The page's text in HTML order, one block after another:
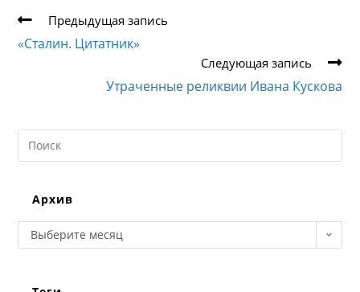
Еще
статьи
Предыдущая запись
«Сталин. Цитатник»
Следующая запись
Утраченные реликвии Ивана Кускова
Search
this
Архив
Архив
Выберите месяц